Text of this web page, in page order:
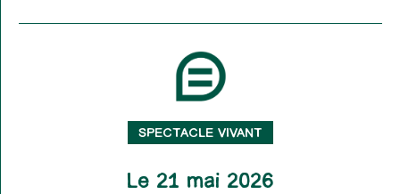
SPECTACLE VIVANT
Le 21 mai 2026